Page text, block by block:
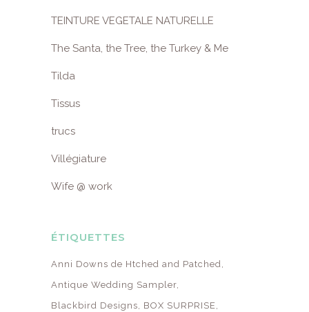
TEINTURE VEGETALE NATURELLE
The Santa, the Tree, the Turkey & Me
Tilda
Tissus
trucs
Villégiature
Wife @ work
ÉTIQUETTES
Anni Downs de Htched and Patched
Antique Wedding Sampler
Blackbird Designs
BOX SURPRISE